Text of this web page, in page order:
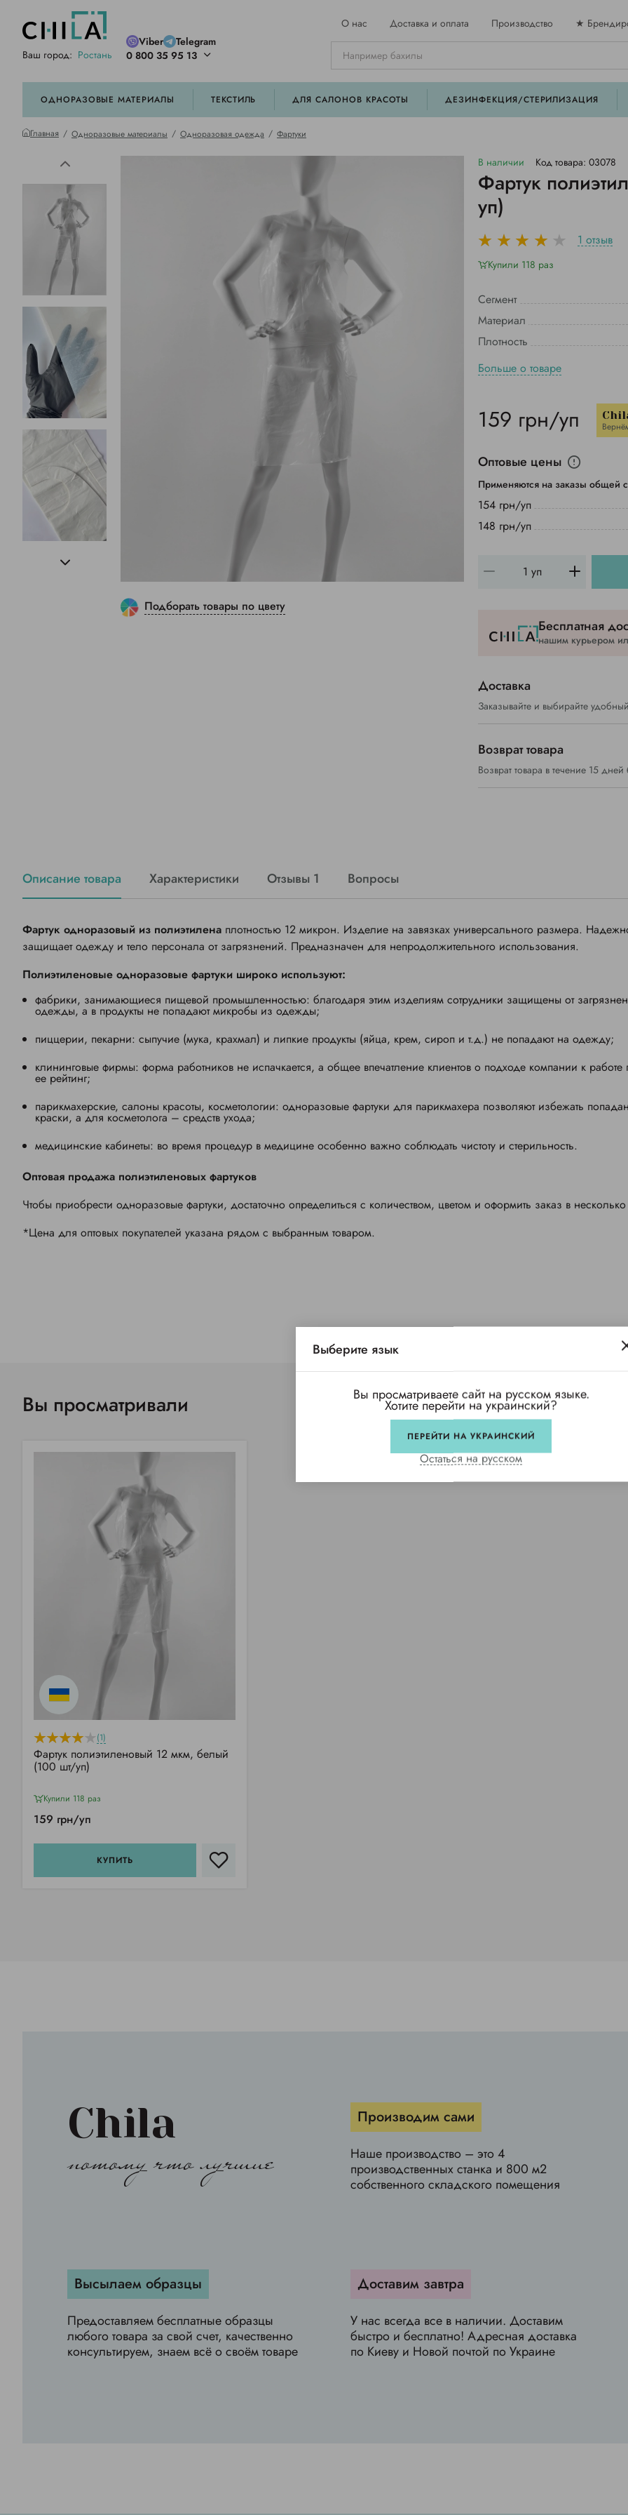
Ваш город: Ростань
Viber
Telegram
0 800 35 95 13
О нас Доставка и оплата Производство ★
ОДНОРАЗОВЫЕ МАТЕРИАЛЫ ТЕКСТИЛЬ ДЛЯ САЛОНОВ КРАСОТЫ ДЕЗИНФЕКЦИЯ/СТЕРИЛИЗАЦИЯ
Главная Одноразовые материалы Одноразовая одежда Фартуки
Подборать товары по цвету
В наличии Код товара: 03078
Фартук
уп)
1 отзыв
Купили 118 раз
Сегмент
Материал
Плотность
Больше о товаре
159 грн/уп
Оптовые цены
Применяются на заказы общей
154 грн/уп
148 грн/уп
Бесплатная
нашим курьером
Доставка
Заказывайте и выбирайте
Возврат товара
Возврат товара в течение 15 дней
Описание товара Характеристики Отзывы 1 Вопросы
Фартук одноразовый из полиэтилена плотностью 12 микрон. Изделие на завязках универсального размера.
защищает одежду и тело персонала от загрязнений. Предназначен для непродолжительного использования.
Полиэтиленовые одноразовые фартуки широко используют:
фабрики, занимающиеся пищевой промышленностью: благодаря этим изделиям сотрудники защищены от
одежды, а в продукты не попадают микробы из одежды;
пиццерии, пекарни: сыпучие (мука, крахмал) и липкие продукты (яйца, крем, сироп и т.д.) не попадают на одежду;
клининговые фирмы: форма работников не испачкается, а общее впечатление клиентов о подходе компании к работе
ее рейтинг;
парикмахерские, салоны красоты, косметологии: одноразовые фартуки для парикмахера позволяют избежать
краски, а для косметолога – средств ухода;
медицинские кабинеты: во время процедур в медицине особенно важно соблюдать чистоту и стерильность.
Оптовая продажа полиэтиленовых фартуков
Чтобы приобрести одноразовые фартуки, достаточно определиться с количеством, цветом и оформить заказ в
*Цена для оптовых покупателей указана рядом с выбранным товаром.
Вы просматривали
(1)
Фартук полиэтиленовый 12 мкм, белый
(100 шт/уп)
Купили 118 раз
159 грн/уп
КУПИТЬ
Chila
потому что лучшие
Производим сами
Наше производство – это 4
производственных станка и 800 м2
собственного складского помещения
Высылаем образцы
Предоставляем бесплатные образцы
любого товара за свой счет, качественно
консультируем, знаем всё о своём товаре
Доставим завтра
У нас всегда все в наличии. Доставим
быстро и бесплатно! Адресная доставка
по Киеву и Новой почтой по Украине
Выберите язык
Вы просматриваете сайт на русском языке.
Хотите перейти на украинский?
ПЕРЕЙТИ НА УКРАИНСКИЙ
Остаться на русском